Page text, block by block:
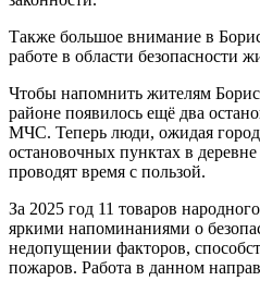
Также большое внимание в
работе в области безопасности
Чтобы напомнить жителям
районе появилось ещё два
МЧС. Теперь люди, ожидая
остановочных пунктах в
проводят время с пользой.
За 2025 год 11 товаров
яркими напоминаниями о
недопущении факторов,
пожаров. Работа в данном